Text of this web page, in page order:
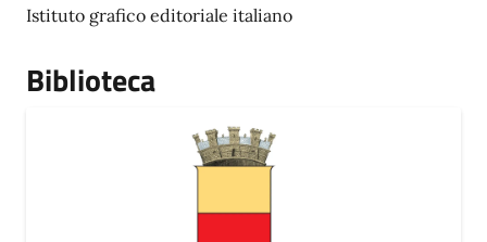
Istituto grafico editoriale italiano
Biblioteca